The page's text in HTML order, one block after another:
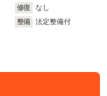
修復
なし
整備
法定整備付